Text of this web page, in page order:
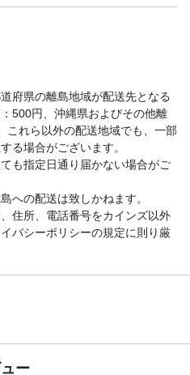
府県の離島地域が配送先となる
500円、沖縄県およびその他離
これら以外の配送地域でも、一部
る場合がございます。
も指定日通り届かない場合がご
への配送は致しかねます。
住所、電話番号をカインズ以外
バシーポリシーの規定に則り厳
ー